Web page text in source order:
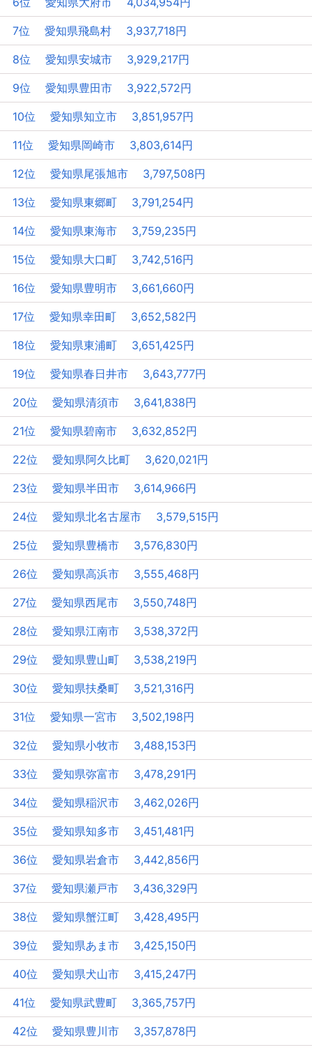
7位 愛知県飛島村 3,937,718円
8位 愛知県安城市 3,929,217円
9位 愛知県豊田市 3,922,572円
10位 愛知県知立市 3,851,957円
11位 愛知県岡崎市 3,803,614円
12位 愛知県尾張旭市 3,797,508円
13位 愛知県東郷町 3,791,254円
14位 愛知県東海市 3,759,235円
15位 愛知県大口町 3,742,516円
16位 愛知県豊明市 3,661,660円
17位 愛知県幸田町 3,652,582円
18位 愛知県東浦町 3,651,425円
19位 愛知県春日井市 3,643,777円
20位 愛知県清須市 3,641,838円
21位 愛知県碧南市 3,632,852円
22位 愛知県阿久比町 3,620,021円
23位 愛知県半田市 3,614,966円
24位 愛知県北名古屋市 3,579,515円
25位 愛知県豊橋市 3,576,830円
26位 愛知県高浜市 3,555,468円
27位 愛知県西尾市 3,550,748円
28位 愛知県江南市 3,538,372円
29位 愛知県豊山町 3,538,219円
30位 愛知県扶桑町 3,521,316円
31位 愛知県一宮市 3,502,198円
32位 愛知県小牧市 3,488,153円
33位 愛知県弥富市 3,478,291円
34位 愛知県稲沢市 3,462,026円
35位 愛知県知多市 3,451,481円
36位 愛知県岩倉市 3,442,856円
37位 愛知県瀬戸市 3,436,329円
38位 愛知県蟹江町 3,428,495円
39位 愛知県あま市 3,425,150円
40位 愛知県犬山市 3,415,247円
41位 愛知県武豊町 3,365,757円
42位 愛知県豊川市 3,357,878円